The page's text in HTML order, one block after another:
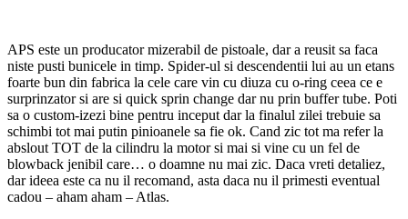
APS este un producator mizerabil de pistoale, dar a reusit sa faca
niste pusti bunicele in timp. Spider-ul si descendentii lui au un etans
foarte bun din fabrica la cele care vin cu diuza cu o-ring ceea ce e
surprinzator si are si quick sprin change dar nu prin buffer tube. Poti
sa o custom-izezi bine pentru inceput dar la finalul zilei trebuie sa
schimbi tot mai putin pinioanele sa fie ok. Cand zic tot ma refer la
abslout TOT de la cilindru la motor si mai si vine cu un fel de
blowback jenibil care… o doamne nu mai zic. Daca vreti detaliez,
dar ideea este ca nu il recomand, asta daca nu il primesti eventual
cadou – aham aham – Atlas.